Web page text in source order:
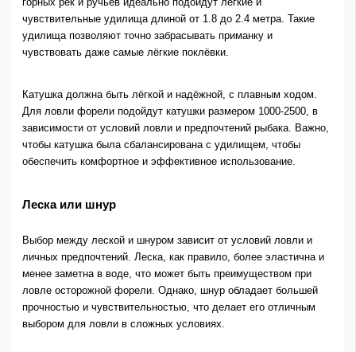
чувствительные удилища длиной от 1.8 до 2.4 метра. Такие
удилища позволяют точно забрасывать приманку и
чувствовать даже самые лёгкие поклёвки.
Катушка должна быть лёгкой и надёжной, с плавным ходом.
Для ловли форели подойдут катушки размером 1000-2500, в
зависимости от условий ловли и предпочтений рыбака. Важно,
чтобы катушка была сбалансирована с удилищем, чтобы
обеспечить комфортное и эффективное использование.
Леска или шнур
Выбор между леской и шнуром зависит от условий ловли и
личных предпочтений. Леска, как правило, более эластична и
менее заметна в воде, что может быть преимуществом при
ловле осторожной форели. Однако, шнур обладает большей
прочностью и чувствительностью, что делает его отличным
выбором для ловли в сложных условиях.